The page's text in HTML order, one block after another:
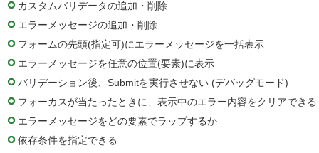
カスタムバリデータの追加・削除
エラーメッセージの追加・削除
フォームの先頭(指定可)にエラーメッセージを一括表示
エラーメッセージを任意の位置(要素)に表示
バリデーション後、Submitを実行させない (デバッグモード)
フォーカスが当たったときに、表示中のエラー内容をクリアできる
エラーメッセージをどの要素でラップするか
依存条件を指定できる